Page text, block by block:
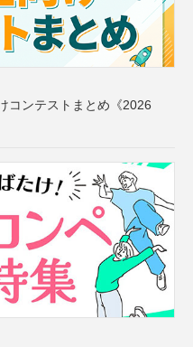
コンテストまとめ《2026